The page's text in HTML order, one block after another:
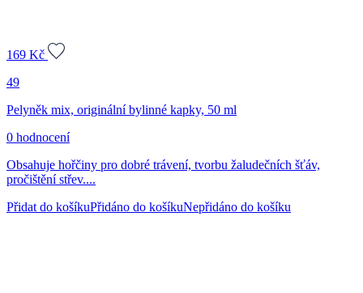
169 Kč
49
Pelyněk mix, originální bylinné kapky, 50 ml
0 hodnocení
Obsahuje hořčiny pro dobré trávení, tvorbu žaludečních šťáv,
pročištění střev....
Přidat do košíkuPřidáno do košíkuNepřidáno do košíku